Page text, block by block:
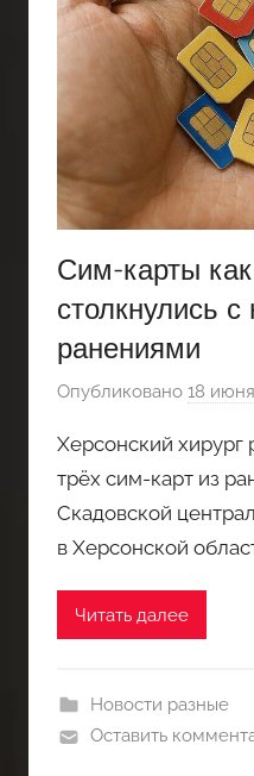
Сим-карты
столкнулись
ранениями
Опубликовано 18
Херсонский хирург
трёх сим-карт из
Скадовской
в Херсонской
Читать далее
Новости разные
Оставить